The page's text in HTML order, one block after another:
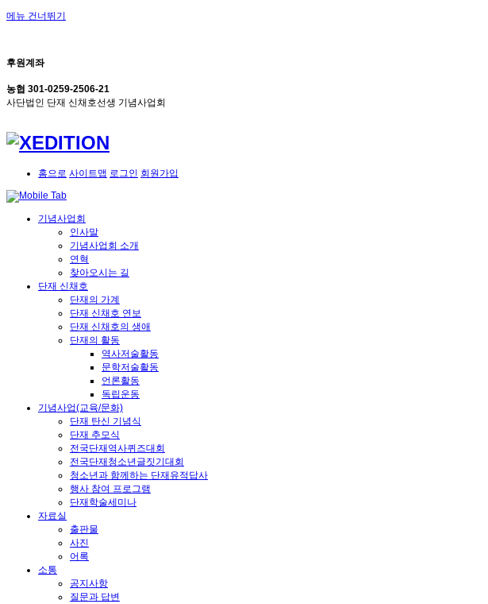
메뉴 건너뛰기
후원계좌
농협 301-0259-2506-21
사단법인 단재 신채호선생 기념사업회
홈으로 사이트맵 로그인 회원가입
기념사업회
인사말
기념사업회 소개
연혁
찾아오시는 길
단재 신채호
단재의 가계
단재 신채호 연보
단재 신채호의 생애
단재의 활동
역사저술활동
문학저술활동
언론활동
독립운동
기념사업(교육/문화)
단재 탄신 기념식
단재 추모식
전국단재역사퀴즈대회
전국단재청소년글짓기대회
청소년과 함께하는 단재유적답사
행사 참여 프로그램
단재학술세미나
자료실
출판물
사진
어록
소통
공지사항
질문과 답변